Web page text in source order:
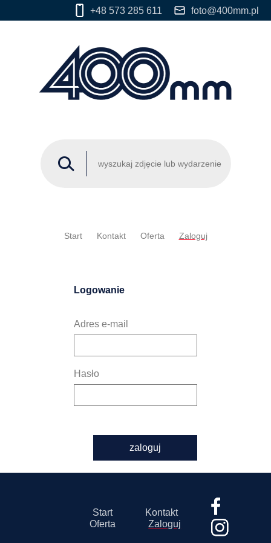
+48 573 285 611 foto@400mm.pl
Start Kontakt Oferta Zaloguj
Logowanie
Adres e-mail
Hasło
zaloguj
Start
Kontakt
Oferta
Zaloguj